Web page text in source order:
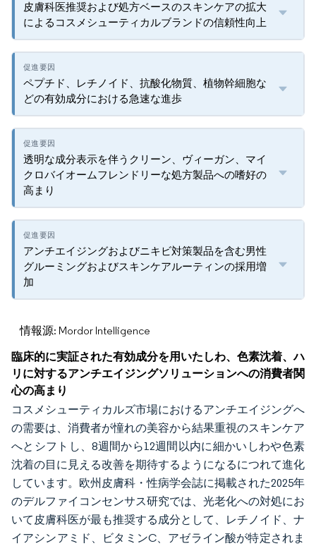
皮膚科医推奨および処方ベースのスキンケアの拡大
によるコスメシューティカルブランドの信頼性向上
ペプチド、レチノイド、抗酸化物質、植物幹細胞な
どの有効成分における急速な進歩
透明な成分表示を伴うクリーン、ヴィーガン、マイ
クロバイオームフレンドリーな処方製品への嗜好の
高まり
アンチエイジングおよびニキビ対策製品を含む男性
グルーミングおよびスキンケアルーティンの採用増
加
情報源: Mordor Intelligence
臨床的に実証された有効成分を用いたしわ、色素沈着、ハ
リに対するアンチエイジングソリューションへの消費者関
心の高まり
コスメシューティカルズ市場におけるアンチエイジングへ
の需要は、消費者が憧れの美容から結果重視のスキンケア
へとシフトし、8週間から12週間以内に細かいしわや色素
沈着の目に見える改善を期待するようになるにつれて進化
しています。欧州皮膚科・性病学会誌に掲載された2025年
のデルファイコンセンサス研究では、光老化への対処にお
いて皮膚科医が最も推奨する成分として、レチノイド、ナ
イアシンアミド、ビタミンC、アゼライン酸が特定されま